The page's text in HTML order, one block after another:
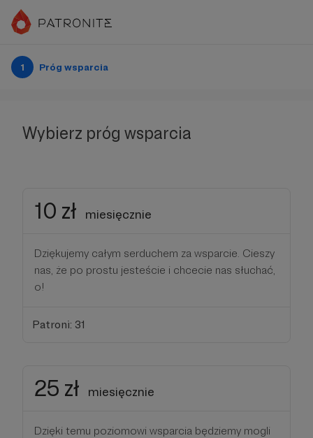
1 Próg wsparcia
Wybierz próg wsparcia
10 zł miesięcznie
Dziękujemy całym serduchem za wsparcie. Cieszy
nas, że po prostu jesteście i chcecie nas słuchać,
o!
Patroni: 31
25 zł miesięcznie
Dzięki temu poziomowi wsparcia będziemy mogli